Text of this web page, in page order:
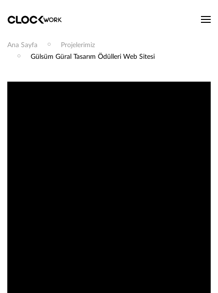
Ana Sayfa
Projelerimiz
Gülsüm Güral Tasarım Ödülleri Web Sitesi